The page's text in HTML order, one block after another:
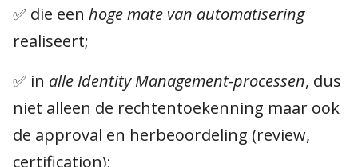
✅ die een hoge mate van automatisering
realiseert;
✅ in alle Identity Management-processen, dus
niet alleen de rechtentoekenning maar ook
de approval en herbeoordeling (review,
certification);